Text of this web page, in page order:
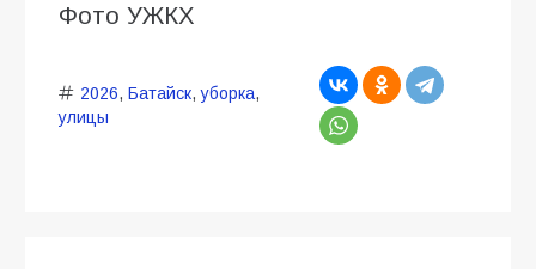
Фото УЖКХ
2026, Батайск,уборка,
улицы